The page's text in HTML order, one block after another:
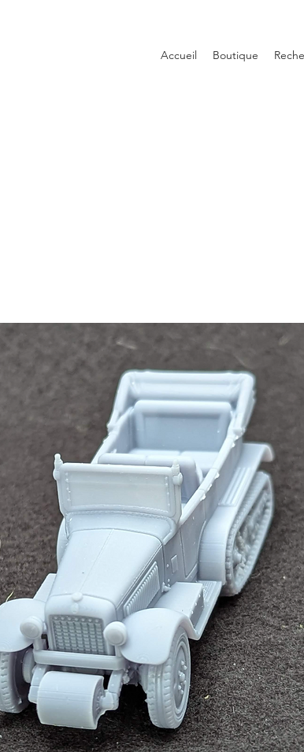
Accueil Boutique